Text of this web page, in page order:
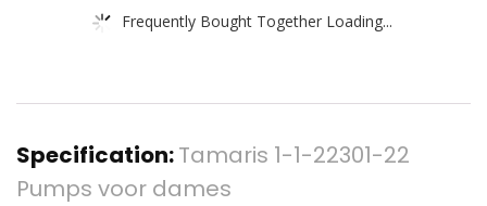
Frequently Bought Together Loading...
Specification:Tamaris 1-1-22301-22
Pumps voor dames